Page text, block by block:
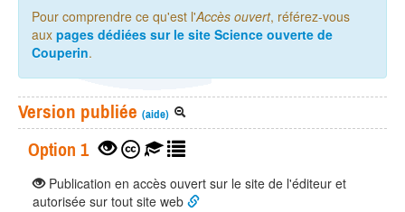
Pour comprendre ce qu'est l'Accès ouvert, référez-vous
aux pages dédiées sur le site Science ouverte de
Couperin.
Version publiée (aide)
Option 1
Publication en accès ouvert sur le site de l'éditeur et
autorisée sur tout site web